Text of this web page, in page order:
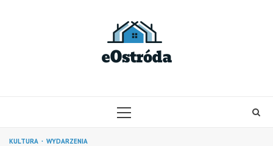
PRIMARY
KULTURA WYDARZENIA